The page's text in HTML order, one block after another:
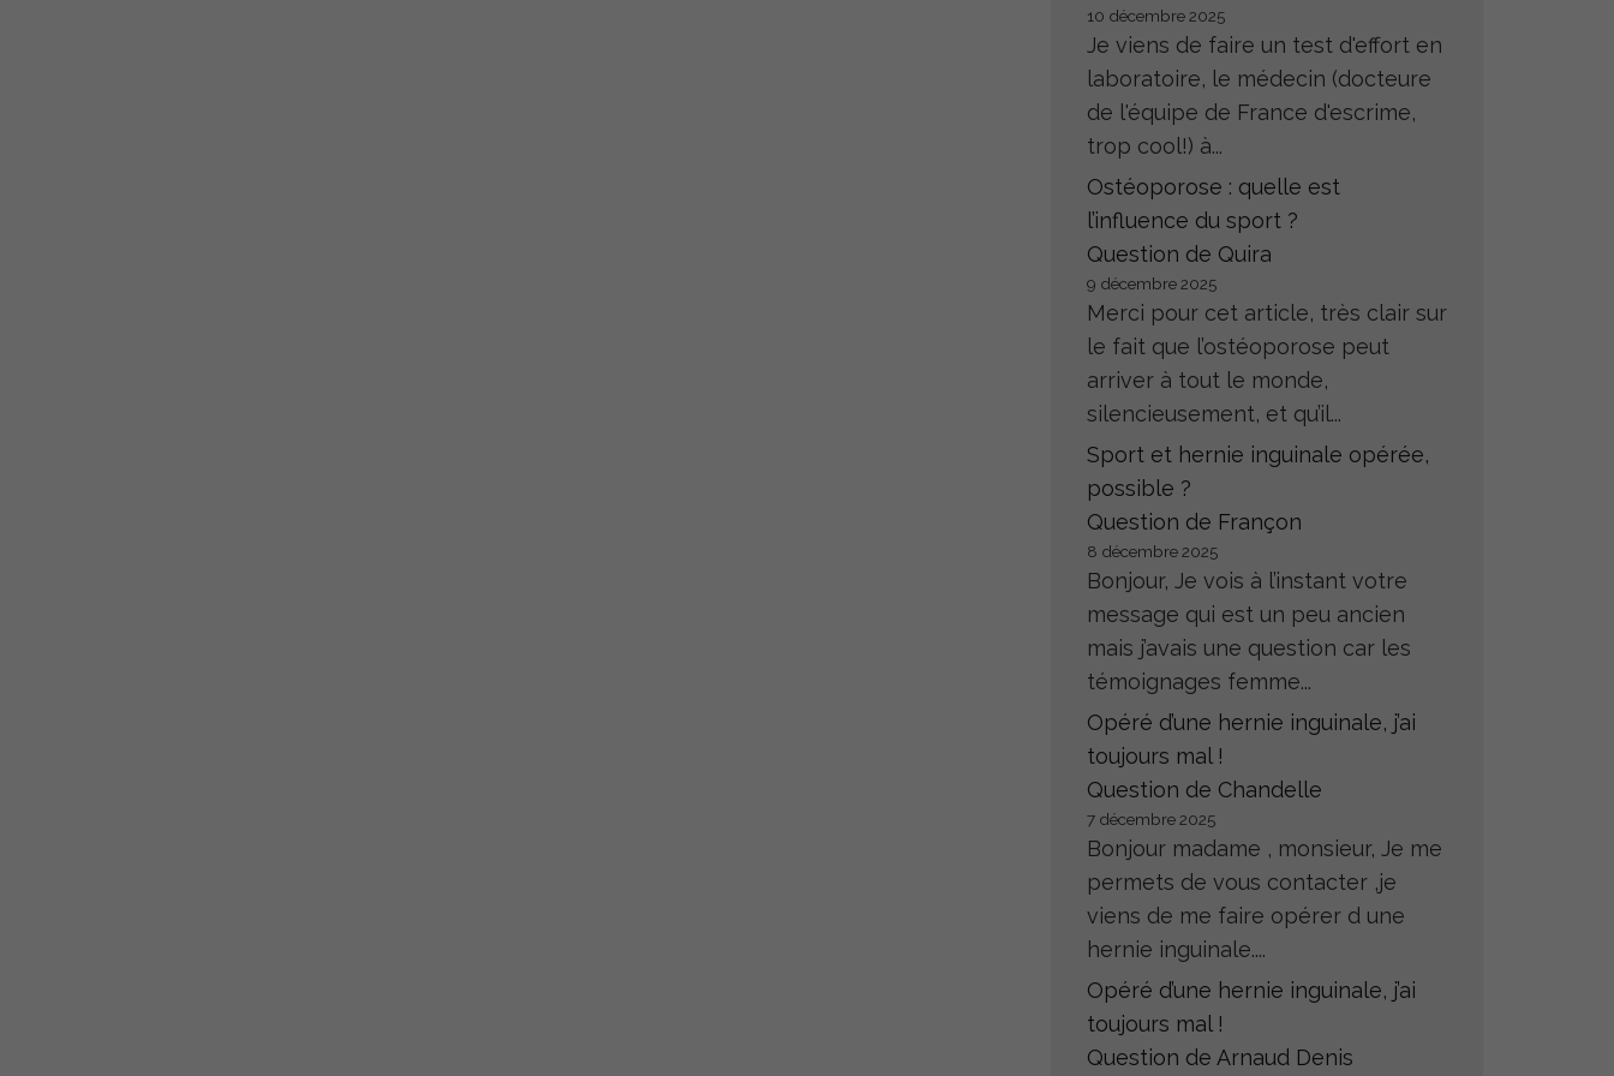
10 décembre 2025
Je viens de faire un test d'effort en
laboratoire, le médecin (docteure
de l'équipe de France d'escrime,
trop cool!) à...
Ostéoporose : quelle est
l’influence du sport ?
Question de Quira
9 décembre 2025
Merci pour cet article, très clair sur
le fait que l’ostéoporose peut
arriver à tout le monde,
silencieusement, et qu’il...
Sport et hernie inguinale opérée,
possible ?
Question de Françon
8 décembre 2025
Bonjour, Je vois à l’instant votre
message qui est un peu ancien
mais j’avais une question car les
témoignages femme...
Opéré d’une hernie inguinale, j’ai
toujours mal !
Question de Chandelle
7 décembre 2025
Bonjour madame , monsieur, Je me
permets de vous contacter ,je
viens de me faire opérer d une
hernie inguinale....
Opéré d’une hernie inguinale, j’ai
toujours mal !
Question de Arnaud Denis